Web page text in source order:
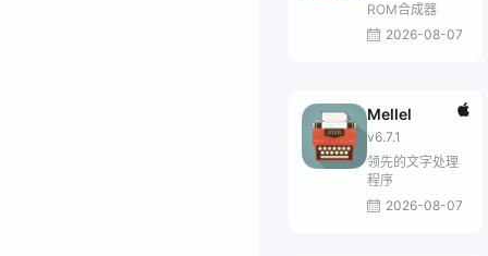
ROM合成器
2026-08-07
Mellel
v6.7.1
领先的文字处理
程序
2026-08-07